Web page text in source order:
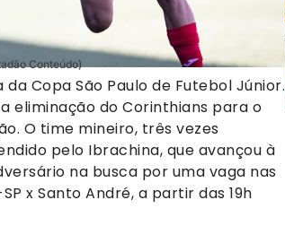
Conteúdo)
Copa São Paulo de Futebol Júnior.
eliminação do Corinthians para o
O time mineiro, três vezes
pelo Ibrachina, que avançou à
na busca por uma vaga nas
x Santo André, a partir das 19h